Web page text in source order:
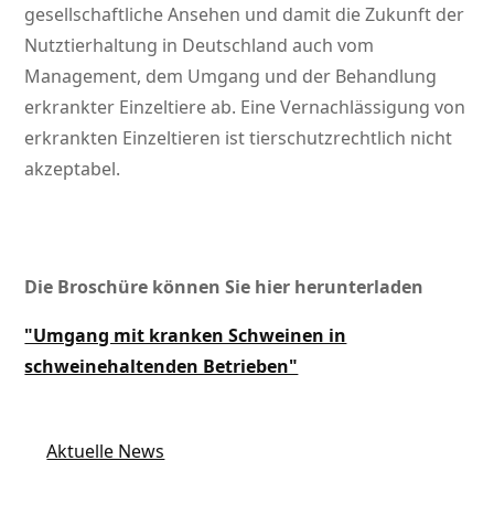
gesellschaftliche Ansehen und damit die Zukunft der
Nutztierhaltung in Deutschland auch vom
Management, dem Umgang und der Behandlung
erkrankter Einzeltiere ab. Eine Vernachlässigung von
erkrankten Einzeltieren ist tierschutzrechtlich nicht
akzeptabel.
Die Broschüre können Sie hier herunterladen
"Umgang mit kranken Schweinen in
schweinehaltenden Betrieben"
Aktuelle News